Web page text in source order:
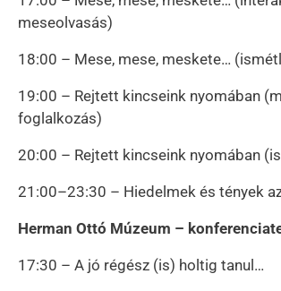
meseolvasás)
18:00 – Mese, mese, meskete…
19:00 – Rejtett kincseink nyomában
foglalkozás)
20:00 – Rejtett kincseink nyomában
21:00–23:30 – Hiedelmek és tények
Herman Ottó Múzeum –
17:30 – A jó régész (is) holtig tanul…